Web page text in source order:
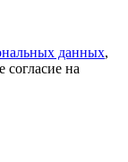
данных,
согласие на